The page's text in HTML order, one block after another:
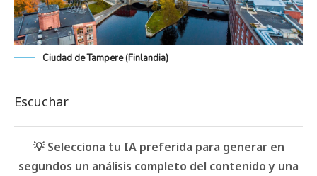
Ciudad de Tampere (Finlandia)
Escuchar
💡 Selecciona tu IA preferida para generar en
segundos un análisis completo del contenido y una